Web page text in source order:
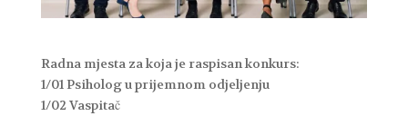
Radna mjesta za koja je raspisan konkurs:
1/01 Psiholog u prijemnom odjeljenju
1/02 Vaspitač